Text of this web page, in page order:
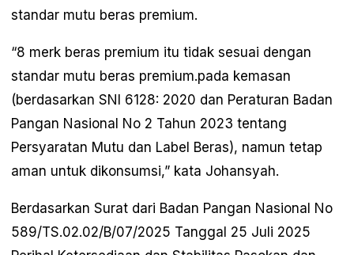
standar mutu beras premium.
“8 merk beras premium itu tidak sesuai dengan
standar mutu beras premium.pada kemasan
(berdasarkan SNI 6128: 2020 dan Peraturan Badan
Pangan Nasional No 2 Tahun 2023 tentang
Persyaratan Mutu dan Label Beras), namun tetap
aman untuk dikonsumsi,” kata Johansyah.
Berdasarkan Surat dari Badan Pangan Nasional No
589/TS.02.02/B/07/2025 Tanggal 25 Juli 2025